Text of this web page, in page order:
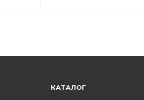
КАТАЛОГ